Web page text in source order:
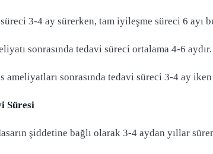
3-4 ay sürerken, tam iyileşme süreci 6 ayı
sonrasında tedavi süreci ortalama 4-6 aydır.
ameliyatları sonrasında tedavi süreci 3-4 ay
Süresi
şiddetine bağlı olarak 3-4 aydan yıllar